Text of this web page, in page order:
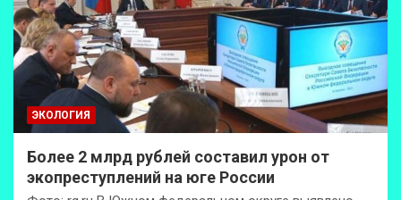
ЭКОЛОГИЯ
Более 2 млрд рублей составил урон от
экопреступлений на юге России